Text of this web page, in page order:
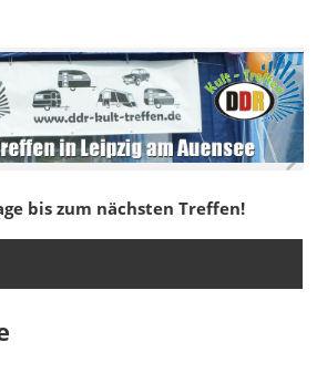
DDR-
Kult-
Treffen
in
Leipzig
am
bis zum nächsten Treffen!